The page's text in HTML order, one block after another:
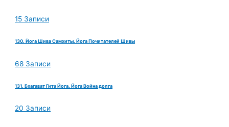
15 Записи
130. Йога Шива Самхиты. Йога Почитателей Шивы
68 Записи
131. Бхагават Гита Йога. Йога Война долга
20 Записи